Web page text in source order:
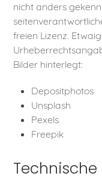
nicht anders
freien Lizenz.
Bilder hinterlegt:
Depositphotos
Unsplash
Pexels
Freepik